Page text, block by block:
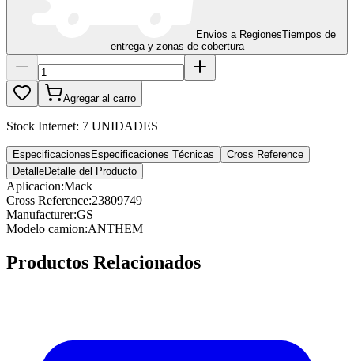
Envios a RegionesTiempos de
entrega y zonas de cobertura
Agregar al carro
Stock Internet: 7 UNIDADES
Especificaciones Especificaciones Técnicas
Cross Reference
DetalleDetalle del Producto
Aplicacion:Mack
Cross Reference:23809749
Manufacturer:GS
Modelo camion:ANTHEM
Productos Relacionados